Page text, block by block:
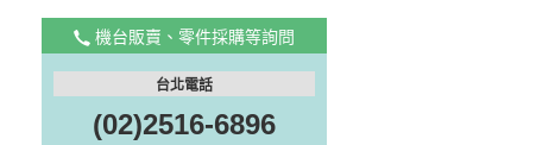
機台販賣、零件採購等詢問
台北電話
(02)2516-6896